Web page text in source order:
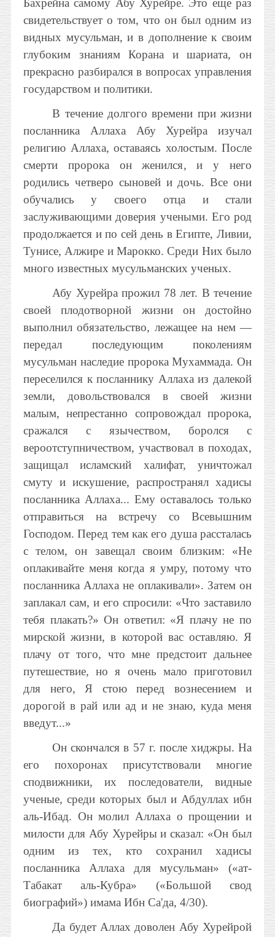
Бахрейна самому Абу Хурейре. Это еще раз
свидетельствует о том, что он был одним из
видных мусульман, и в дополнение к своим
глубоким знаниям Корана и шариата, он
прекрасно разбирался в вопросах управления
государством и политики.
В течение долгого времени при жизни
посланника Аллаха Абу Хурейра изучал
религию Аллаха, оставаясь холостым. После
смерти пророка он женился, и у него
родились четверо сыновей и дочь. Все они
обучались у своего отца и стали
заслуживающими доверия учеными. Его род
продолжается и по сей день в Египте, Ливии,
Тунисе, Алжире и Марокко. Среди Них было
много известных мусульманских ученых.
Абу Хурейра прожил 78 лет. В течение
своей плодотворной жизни он достойно
выполнил обязательство, лежащее на нем —
передал последующим поколениям
мусульман наследие пророка Мухаммада. Он
переселился к посланнику Аллаха из далекой
земли, довольствовался в своей жизни
малым, непрестанно сопровождал пророка,
сражался с язычеством, боролся с
вероотступничеством, участвовал в походах,
защищал исламский халифат, уничтожал
смуту и искушение, распространял хадисы
посланника Аллаха... Ему оставалось только
отправиться на встречу со Всевышним
Господом. Перед тем как его душа рассталась
с телом, он завещал своим близким: «Не
оплакивайте меня когда я умру, потому что
посланника Аллаха не оплакивали». Затем он
заплакал сам, и его спросили: «Что заставило
тебя плакать?» Он ответил: «Я плачу не по
мирской жизни, в которой вас оставляю. Я
плачу от того, что мне предстоит дальнее
путешествие, но я очень мало приготовил
для него, Я стою перед вознесением и
дорогой в рай или ад и не знаю, куда меня
введут...»
Он скончался в 57 г. после хиджры. На
его похоронах присутствовали многие
сподвижники, их последователи, видные
ученые, среди которых был и Абдуллах ибн
аль-Ибад. Он молил Аллаха о прощении и
милости для Абу Хурейры и сказал: «Он был
одним из тех, кто сохранил хадисы
посланника Аллаха для мусульман» («ат-
Табакат аль-Кубра» («Большой свод
биографий») имама Ибн Са'да, 4/30).
Да будет Аллах доволен Абу Хурейрой